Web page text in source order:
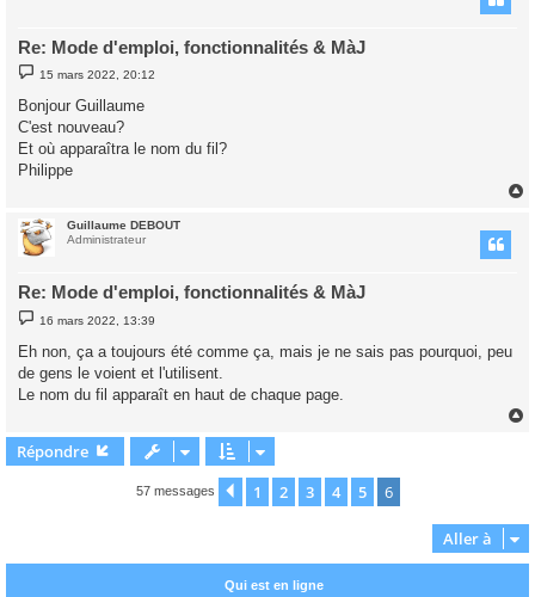
Re: Mode d'emploi, fonctionnalités & MàJ
M
e
s
a
e
15 mars 2022, 20:12
Bonjour Guillaume
C'est nouveau?
Et où apparaîtra le nom du fil?
Philippe
Guillaume DEBOUT
Administrateur
Re: Mode d'emploi, fonctionnalités & MàJ
M
e
s
a
g
e
16 mars 2022, 13:39
Eh non, ça a toujours été comme ça, mais je ne sais pas pourquoi, peu
de gens le voient et l'utilisent.
Le nom du fil apparaît en haut de chaque page.
Répondre
57 messages Précédente
1 2 3 4 5 6
Aller à
Qui est en ligne